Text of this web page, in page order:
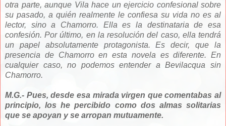
otra parte, aunque Vila hace un ejercicio confesional sobre
su pasado, a quién realmente le confiesa su vida no es al
lector, sino a Chamorro. Ella es la destinataria de esa
confesión. Por último, en la resolución del caso, ella tendrá
un papel absolutamente protagonista. Es decir, que la
presencia de Chamorro en esta novela es diferente. En
cualquier caso, no podemos entender a Bevilacqua sin
Chamorro.
M.G.- Pues, desde esa mirada virgen que comentabas al
principio, los he percibido como dos almas solitarias
que se apoyan y se arropan mutuamente.